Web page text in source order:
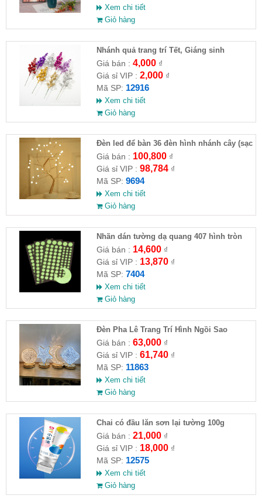
Xem chi tiết
Giỏ hàng
Nhánh quả trang trí Tết, Giáng sinh
Giá bán : 4,000₫
Giá sỉ VIP : 2,000₫
Mã SP: 12916
Xem chi tiết
Giỏ hàng
Đèn led để bàn 36 đèn hình nhánh cây (sạc
usb)
Giá bán : 100,800₫
Giá sỉ VIP : 98,784₫
Mã SP: 9694
Xem chi tiết
Giỏ hàng
Nhãn dán tường dạ quang 407 hình tròn
Giá bán : 14,600₫
Giá sỉ VIP : 13,870₫
Mã SP: 7404
Xem chi tiết
Giỏ hàng
Đèn Pha Lê Trang Trí Hình Ngồi Sao
Giá bán : 63,000₫
Giá sỉ VIP : 61,740₫
Mã SP: 11863
Xem chi tiết
Giỏ hàng
Chai có đầu lăn sơn lại tường 100g
Giá bán : 21,000₫
Giá sỉ VIP : 18,000₫
Mã SP: 12575
Xem chi tiết
Giỏ hàng